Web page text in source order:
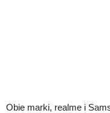
Obie marki, realme i